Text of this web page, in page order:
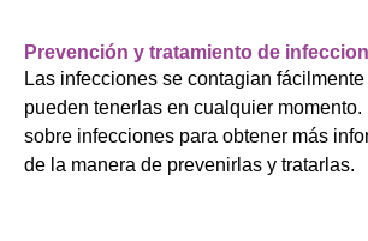
Prevención y tratamiento de
Las infecciones se contagian
pueden tenerlas en cualquier
sobre infecciones para obtener más
de la manera de prevenirlas y tratarlas.